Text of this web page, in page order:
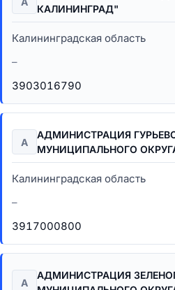
КАЛИНИНГРАД"
Калининградская область
–
3903016790
А
АДМИНИСТРАЦИЯ
МУНИЦИПАЛЬНОГО
Калининградская область
–
3917000800
А
АДМИНИСТРАЦИЯ